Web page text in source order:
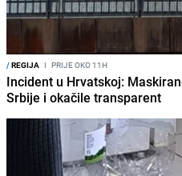
/REGIJA I PRIJE OKO 11H
Incident u Hrvatskoj:
Srbije i okačile transparent